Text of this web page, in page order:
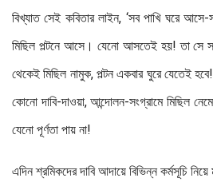
বিখ্যাত সেই কবিতার লাইন, ‘সব পাখি ঘরে
মিছিল পল্টনে আসে। যেনো আসতেই হয়! তা সে
থেকেই মিছিল নামুক, পল্টন একবার ঘুরে যেতেই
কোনো দাবি-দাওয়া, আন্দোলন-সংগ্রামে মিছিল
যেনো পূর্ণতা পায় না!
এদিন শ্রমিকদের দাবি আদায়ে বিভিন্ন কর্মসূচি নিয়ে